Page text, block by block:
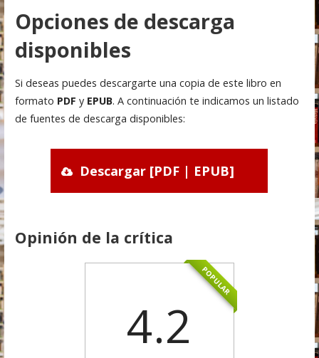
Opciones de descarga
disponibles
Si deseas puedes descargarte una copia de este libro en
formato PDF y EPUB. A continuación te indicamos un listado
de fuentes de descarga disponibles:
Descargar [PDF | EPUB]
Opinión de la crítica
POPULAR
4.2